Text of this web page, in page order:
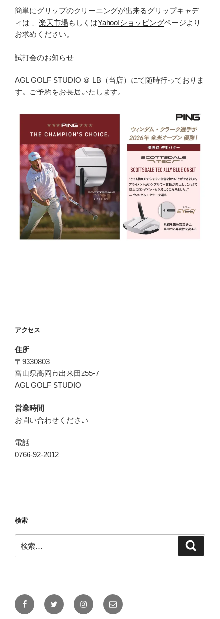
簡単にグリップのクリーニングが出来るグリップキャデ
ィは 、 楽天市場もしくはYahoo!ショッピングページより
お求めください。
試打会のお知らせ
AGL GOLF STUDIO ＠ LB（当店）にて随時行っておりま
す。ご予約をお長居いたします。
アクセス
住所
〒9330803
富山県高岡市出来田255-7
AGL GOLF STUDIO
営業時間
お問い合わせください
電話
0766-92-2012
検索
索:
FacebookTwitter Instagramメ
ー